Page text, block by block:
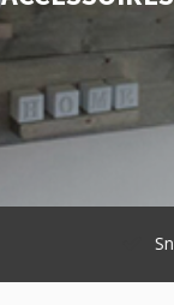
Snelle levering